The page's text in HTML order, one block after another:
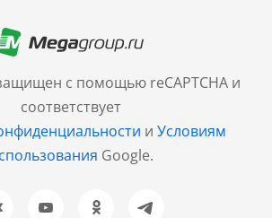
с помощью reCAPTCHA и
соответствует
и Условиям
Google.
10
33
93